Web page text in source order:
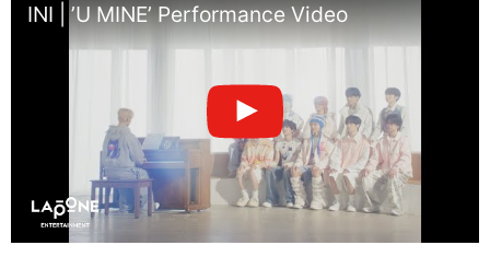
INI | ’U MINE’ Performance Video